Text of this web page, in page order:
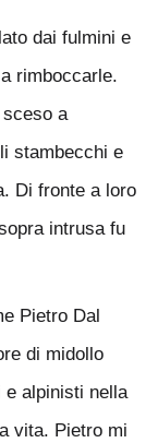
dai fulmini e
rimboccarle.
a
stambecchi e
Di fronte a loro
intrusa fu
Pietro Dal
di midollo
e alpinisti nella
vita. Pietro mi